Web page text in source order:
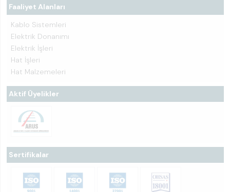
Faaliyet Alanları
Kablo Sistemleri
Elektrik Donanımı
Elektrik İşleri
Hat İşleri
Hat Malzemeleri
Aktif Üyelikler
Sertifikalar